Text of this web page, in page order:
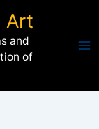
Art
and
of